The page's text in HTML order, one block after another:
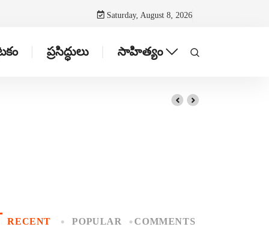
Saturday, August 8, 2026
ప్రసిద్ధులు సాహిత్యం
RECENT POPULAR COMMENTS